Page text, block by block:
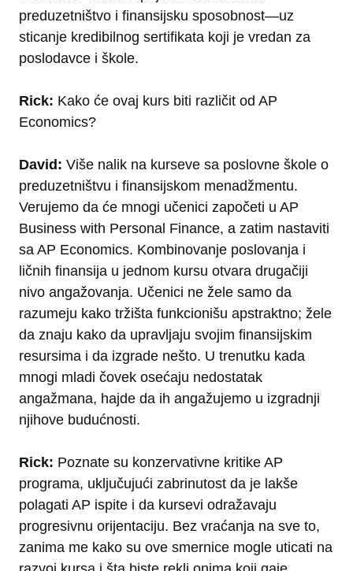
preduzetništvo i finansijsku sposobnost—uz
sticanje kredibilnog sertifikata koji je vredan za
poslodavce i škole.
Rick: Kako će ovaj kurs biti različit od AP
Economics?
David: Više nalik na kurseve sa poslovne škole o
preduzetništvu i finansijskom menadžmentu.
Verujemo da će mnogi učenici započeti u AP
Business with Personal Finance, a zatim nastaviti
sa AP Economics. Kombinovanje poslovanja i
ličnih finansija u jednom kursu otvara drugačiji
nivo angažovanja. Učenici ne žele samo da
razumeju kako tržišta funkcionišu apstraktno; žele
da znaju kako da upravljaju svojim finansijskim
resursima i da izgrade nešto. U trenutku kada
mnogi mladi čovek osećaju nedostatak
angažmana, hajde da ih angažujemo u izgradnji
njihove budućnosti.
Rick: Poznate su konzervativne kritike AP
programa, uključujući zabrinutost da je lakše
polagati AP ispite i da kursevi odražavaju
progresivnu orijentaciju. Bez vraćanja na sve to,
zanima me kako su ove smernice mogle uticati na